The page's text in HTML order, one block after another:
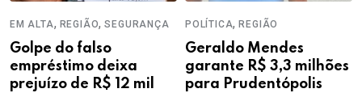
EM ALTA, REGIÃO,SEGURANÇA
Golpe do falso
empréstimo deixa
prejuízo de R$ 12 mil
POLÍTICA,REGIÃO
Geraldo Mendes
garante R$ 3,3 milhões
para Prudentópolis